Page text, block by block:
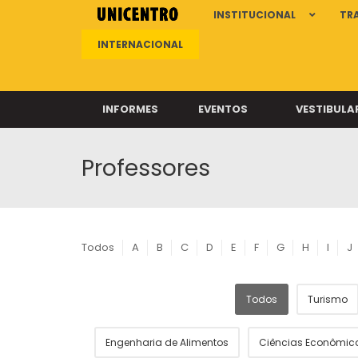
INSTITUCIONAL
INTERNACIONAL
INFORMES EVENTOS
Professores
Todos A B C D E F G H I J
Todos Turismo
Engenharia de Alimentos Ciências